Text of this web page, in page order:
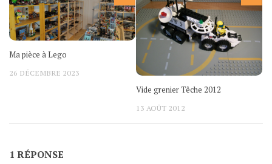
Ma pièce à Lego
26 DÉCEMBRE 2023
Vide grenier Têche 2012
13 AOÛT 2012
1 RÉPONSE